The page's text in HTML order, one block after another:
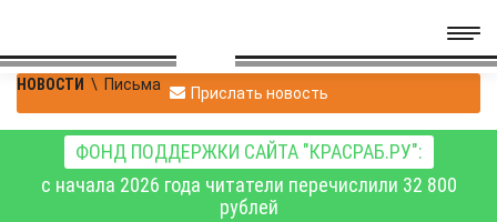
НОВОСТИ \ Письма Прислать новость
ФОНД ПОДДЕРЖКИ САЙТА "КРАСРАБ.РУ":
с начала 2026 года читатели перечислили 32 800
рублей